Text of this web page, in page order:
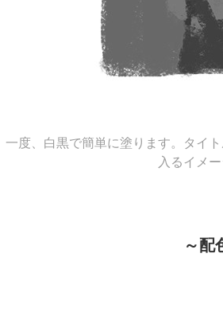
一度、白黒で簡単に塗ります。タイ
入るイメー
～配